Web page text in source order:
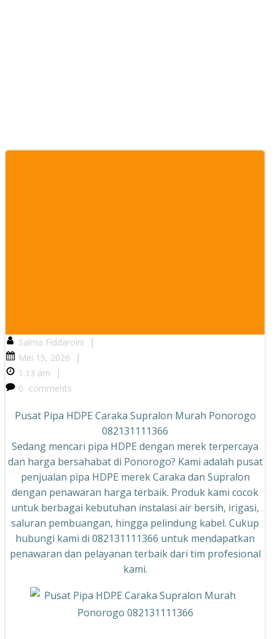
Salma Fiddaroini |
Mei 15, 2026 |
1:13 am |
0 comments
Pusat Pipa HDPE Caraka Supralon Murah Ponorogo
082131111366
Sedang mencari pipa HDPE dengan merek terpercaya
dan harga bersahabat di Ponorogo? Kami adalah pusat
penjualan pipa HDPE merek Caraka dan Supralon
dengan penawaran harga terbaik. Produk kami cocok
untuk berbagai kebutuhan instalasi air bersih, irigasi,
saluran pembuangan, hingga pelindung kabel. Cukup
hubungi kami di 082131111366 untuk mendapatkan
penawaran dan pelayanan terbaik dari tim profesional
kami.